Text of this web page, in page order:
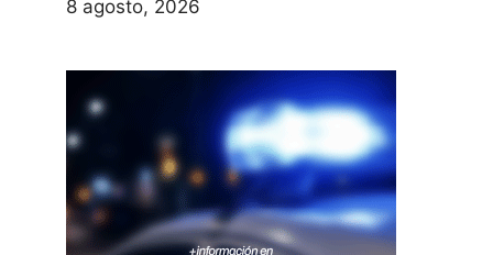
8 agosto, 2026